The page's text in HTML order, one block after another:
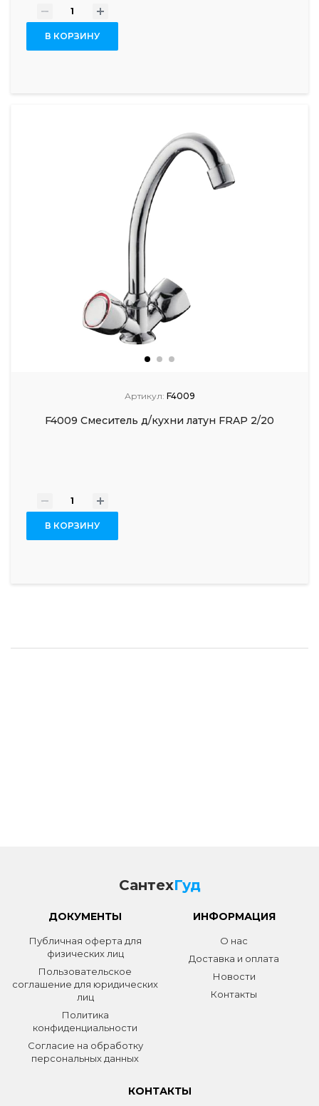
- +
В КОРЗИНУ
Артикул: F4009
F4009 Смеситель д/кухни латун FRAP 2/20
- +
В КОРЗИНУ
СантехГуд
ДОКУМЕНТЫ
Публичная оферта для
физических лиц
Пользовательское
соглашение для юридических
лиц
Политика
конфиденциальности
Согласие на обработку
персональных данных
ИНФОРМАЦИЯ
О нас
Доставка и оплата
Новости
Контакты
КОНТАКТЫ